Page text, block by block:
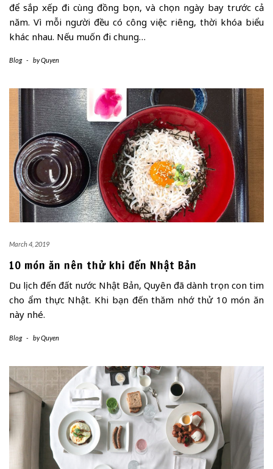
để sắp xếp đi cùng đồng bọn, và chọn ngày bay trước cả
năm. Vì mỗi người đều có công việc riêng, thời khóa biểu
khác nhau. Nếu muốn đi chung…
Blog - byQuyen
March 4, 2019
10 món ăn nên thử khi đến Nhật Bản
Du lịch đến đất nước Nhật Bản, Quyên đã dành trọn con tim
cho ẩm thực Nhật. Khi bạn đến thăm nhớ thử 10 món ăn
này nhé.
Blog - byQuyen